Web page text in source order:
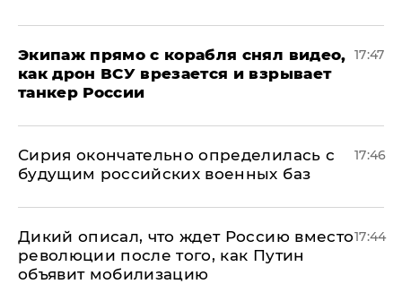
Экипаж прямо с корабля снял видео,
как дрон ВСУ врезается и взрывает
танкер России
17:47
Сирия окончательно определилась с
будущим российских военных баз
17:46
Дикий описал, что ждет Россию вместо
революции после того, как Путин
объявит мобилизацию
17:44